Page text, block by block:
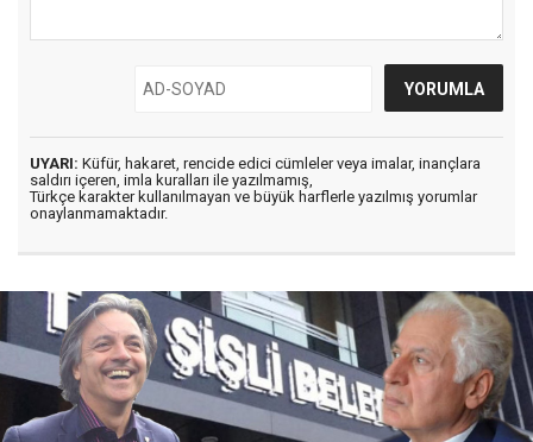
UYARI: Küfür, hakaret, rencide edici cümleler veya imalar, inançlara
saldırı içeren, imla kuralları ile yazılmamış,
Türkçe karakter kullanılmayan ve büyük harflerle yazılmış yorumlar
onaylanmamaktadır.